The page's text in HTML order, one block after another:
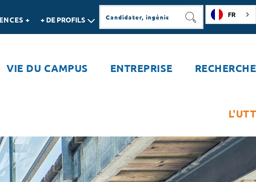
+ + DE PROFILS
RECHERCHER
FR
VIE DU CAMPUS ENTREPRISE RECHERCHE
L'UTT